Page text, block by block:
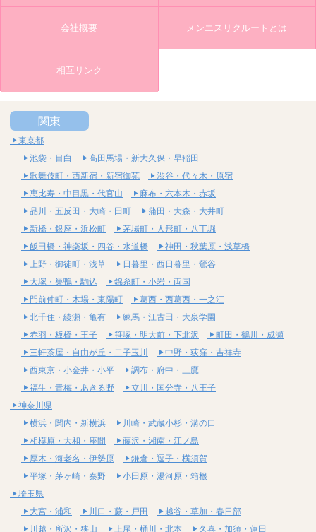
会社概要 メンエスリクルートとは
相互リンク
関東
東京都
池袋・目白
高田馬場・新大久保・早稲田
歌舞伎町・西新宿・新宿御苑
渋谷・代々木・原宿
恵比寿・中目黒・代官山
麻布・六本木・赤坂
品川・五反田・大崎・田町
蒲田・大森・大井町
新橋・銀座・浜松町
茅場町・人形町・八丁堀
飯田橋・神楽坂・四谷・水道橋
神田・秋葉原・浅草橋
上野・御徒町・浅草
日暮里・西日暮里・鶯谷
大塚・巣鴨・駒込
錦糸町・小岩・両国
門前仲町・木場・東陽町
葛西・西葛西・一之江
北千住・綾瀬・亀有
練馬・江古田・大泉学園
赤羽・板橋・王子
笹塚・明大前・下北沢
町田・鶴川・成瀬
三軒茶屋・自由が丘・二子玉川
中野・荻窪・吉祥寺
西東京・小金井・小平
調布・府中・三鷹
福生・青梅・あきる野
立川・国分寺・八王子
神奈川県
横浜・関内・新横浜
川崎・武蔵小杉・溝の口
相模原・大和・座間
藤沢・湘南・江ノ島
厚木・海老名・伊勢原
鎌倉・逗子・横須賀
平塚・茅ヶ崎・秦野
小田原・湯河原・箱根
埼玉県
大宮・浦和
川口・蕨・戸田
越谷・草加・春日部
川越・所沢・狭山
上尾・桶川・北本 久喜・加須・蓮田